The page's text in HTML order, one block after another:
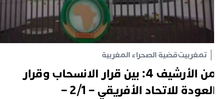
تمغربيتقضية الصحراء المغربية
من الأرشيف 4: بين قرار الانسحاب وقرار
للاتحاد الأفريقي – 2/1 –